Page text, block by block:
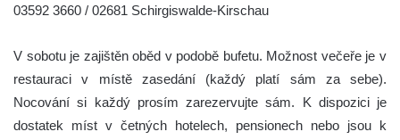
03592 3660 / 02681 Schirgiswalde-Kirschau
V sobotu je zajištěn oběd v podobě bufetu. Možnost večeře je v
restauraci v místě zasedání (každý platí sám za sebe).
Nocování si každý prosím zarezervujte sám. K dispozici je
dostatek míst v četných hotelech, pensionech nebo jsou k